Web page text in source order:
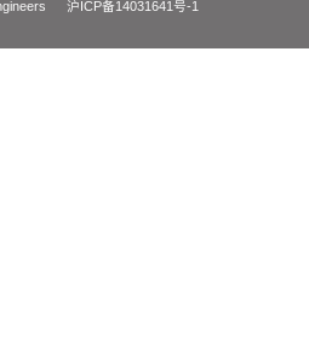
Engineers 沪ICP备14031641号-1